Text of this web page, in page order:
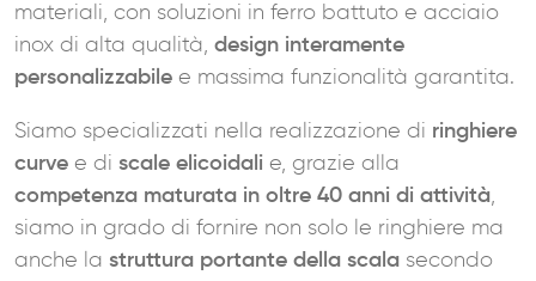
materiali, con soluzioni in ferro battuto e acciaio
inox di alta qualità, design interamente
personalizzabile e massima funzionalità garantita.
Siamo specializzati nella realizzazione di ringhiere
curve e di scale elicoidali e, grazie alla
competenza maturata in oltre 40 anni di attività,
siamo in grado di fornire non solo le ringhiere ma
anche la struttura portante della scala secondo